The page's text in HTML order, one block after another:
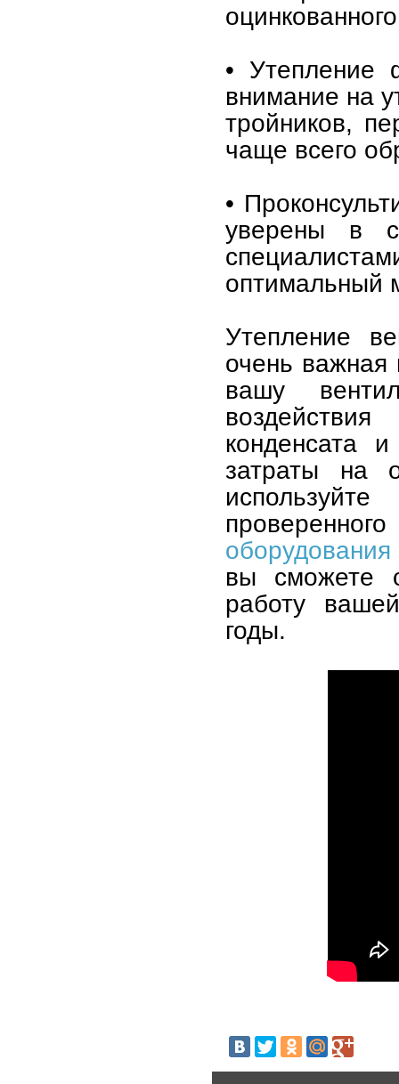
• Утепление
внимание на
тройников,
чаще всего
•
уверены в
оптимальный
Утепление
очень важная
вашу
конденсата
затраты на
оборудования
вы сможете
работу
годы.